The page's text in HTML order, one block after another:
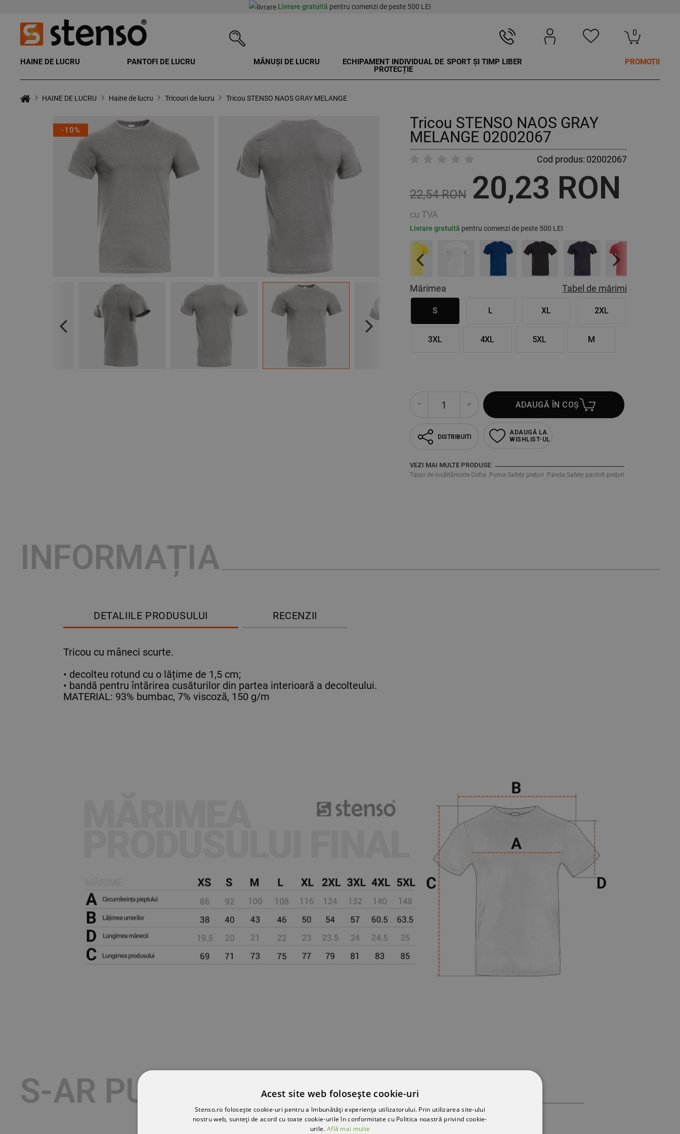
Livrare gratuită pentru comenzi de peste 500 LEI
0
HAINE DE LUCRU PANTOFI DE LUCRU MĂNUȘI DE LUCRU
ECHIPAMENT INDIVIDUAL DE
PROTECȚIE
SPORT ȘI TIMP LIBER PROMOȚII
HAINE DE LUCRU Haine de lucru Tricouri de lucru Tricou STENSO NAOS GRAY MELANGE
-10%
Previous Next
Tricou STENSO NAOS GRAY
MELANGE 02002067
Cod produs: 02002067
22,54 RON 20,23 RON
cu TVA
Livrare gratuită pentru comenzi de peste 500 LEI
Previous Next
Mărimea Tabel de mărimi
S L XL 2XL
3XL 4XL 5XL M
ADAUGĂ ÎN COȘ
DISTRIBUITI
ADAUGĂ LA
WISHLIST-UL
VEZI MAI MULTE PRODUSE:
Tipuri de încălțăminte Cofra Puma Safety prețuri Panda Safety pantofi prețuri
INFORMAȚIA
DETALIILE PRODUSULUI RECENZII
Tricou cu mâneci scurte.
• decolteu rotund cu o lățime de 1,5 cm;
• bandă pentru întărirea cusăturilor din partea interioară a decolteului.
MATERIAL: 93% bumbac, 7% viscoză, 150 g/m
S-AR PUTEA SĂ-ȚI PLACĂ
Acest site web folosește cookie-uri
Stenso.ro folosește cookie-uri pentru a îmbunătăți experiența utilizatorului. Prin utilizarea site-ului
nostru web, sunteți de acord cu toate cookie-urile în conformitate cu Politica noastră privind cookie-
urile. Află mai multe